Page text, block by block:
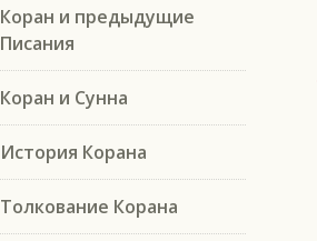
Коран и предыдущие
Писания
Коран и Сунна
История Корана
Толкование Корана